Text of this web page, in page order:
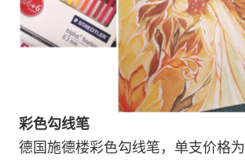
彩色勾线笔
德国施德楼彩色勾线笔，单支价格